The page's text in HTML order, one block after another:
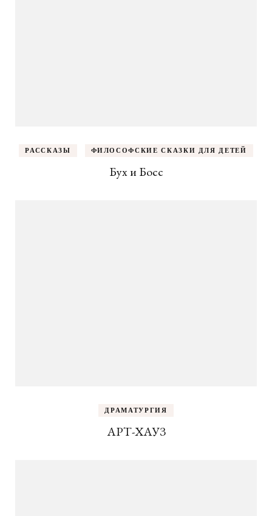
РАССКАЗЫ ФИЛОСОФСКИЕ СКАЗКИ ДЛЯ ДЕТЕЙ
Бух и Босс
ДРАМАТУРГИЯ
АРТ-ХАУЗ